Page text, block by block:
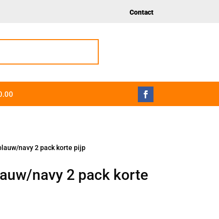
Contact
navy 2 pack korte pijp
navy 2 pack korte